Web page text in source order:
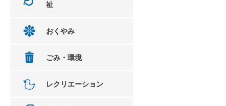
祉
おくやみ
ごみ・環境
レクリエーション